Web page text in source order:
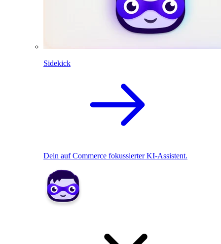
Sidekick
Dein auf Commerce fokussierter KI-Assistent.